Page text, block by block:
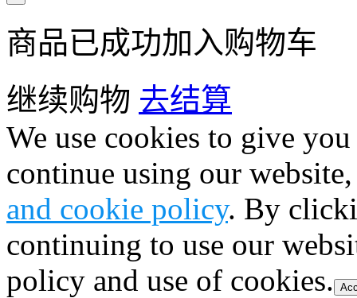
商品已成功加入购物车
继续购物 去结算
We use cookies to give
continue using our
and cookie policy. By
continuing to use our
policy and use of cookies.